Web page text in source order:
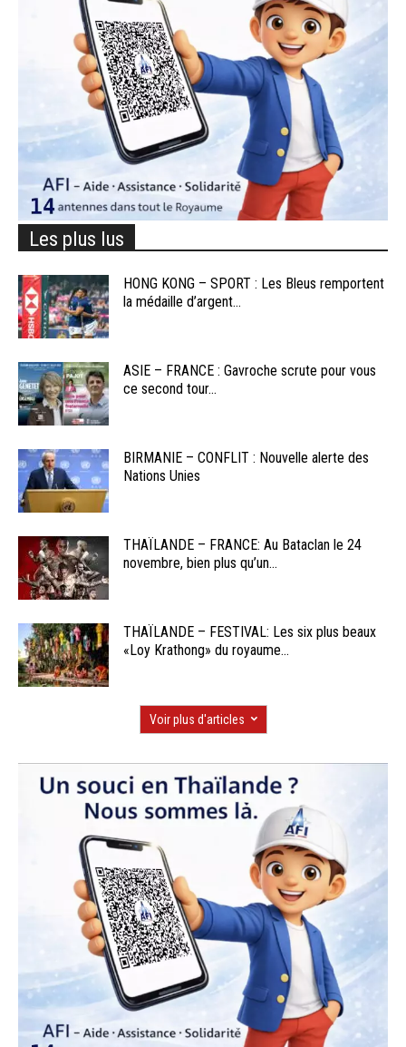
Les plus lus
HONG KONG – SPORT : Les Bleus remportent
la médaille d’argent...
ASIE – FRANCE : Gavroche scrute pour vous
ce second tour...
BIRMANIE – CONFLIT : Nouvelle alerte des
Nations Unies
THAÏLANDE – FRANCE: Au Bataclan le 24
novembre, bien plus qu’un...
THAÏLANDE – FESTIVAL: Les six plus beaux
«Loy Krathong» du royaume...
Voir plus d'articles